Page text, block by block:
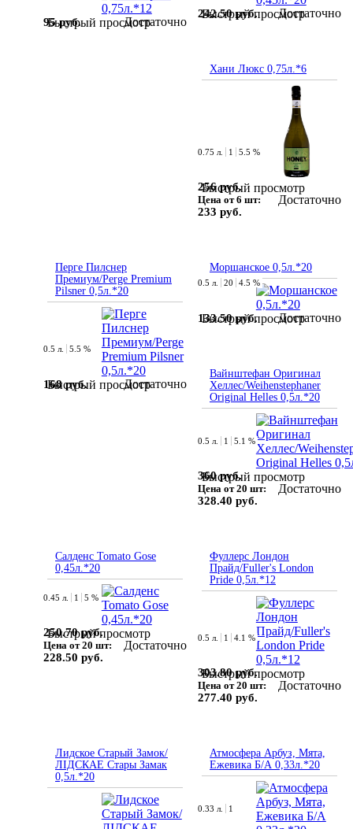
Быстрый просмотр
95 руб. Достаточно
Быстрый просмотр
242.50 руб. Достаточно
Хани Люкс 0,75л.*6
Быстрый просмотр
0.75 л. 1 5.5 %
256 руб.
Цена от 6 шт:
233 руб.
Достаточно
Перге Пилснер
Премиум/Perge Premium
Pilsner 0,5л.*20
Быстрый просмотр
0.5 л. 5.5 %
168 руб. Достаточно
Моршанское 0,5л.*20
Быстрый просмотр
0.5 л. 20 4.5 %
133.50 руб. Достаточно
Вайнштефан Оригинал
Хеллес/Weihenstephaner
Original Helles 0,5л.*20
Быстрый просмотр
0.5 л. 1 5.1 %
360 руб.
Цена от 20 шт:
328.40 руб.
Достаточно
Салденс Tomato Gose
0,45л.*20
Быстрый просмотр
0.45 л. 1 5 %
250.70 руб.
Цена от 20 шт:
228.50 руб.
Достаточно
Фуллерс Лондон
Прайд/Fuller's London
Pride 0,5л.*12
Быстрый просмотр
0.5 л. 1 4.1 %
303.80 руб.
Цена от 20 шт:
277.40 руб.
Достаточно
Лидское Старый Замок/
ЛІДСКАЕ Стары Замак
0,5л.*20
Атмосфера Арбуз, Мята,
Ежевика Б/А 0,33л.*20
0.33 л. 1